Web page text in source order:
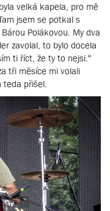
velká kapela, pro mě
jsem se potkal s
Polákovou. My dva
zavolal, to bylo docela
ti říct, že ty to nejsi.“
tři měsíce mi volali
teda přišel.